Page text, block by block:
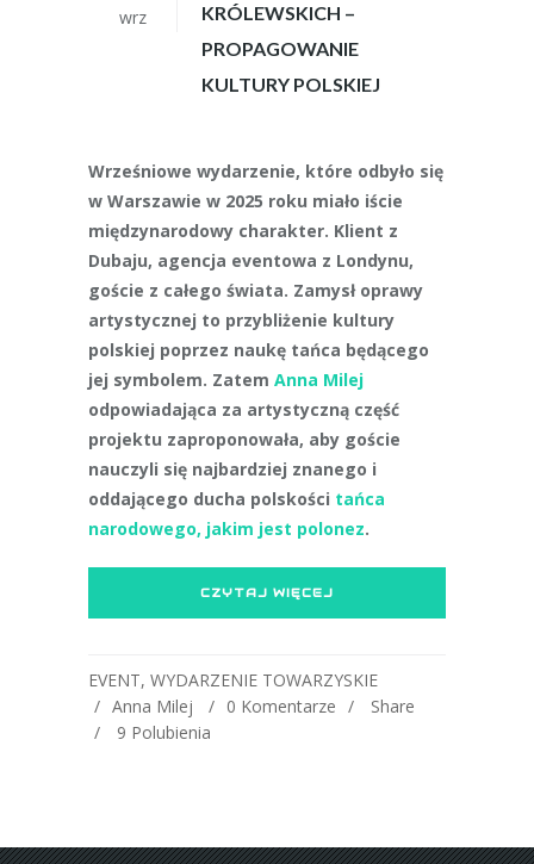
wrz
KRÓLEWSKICH –
PROPAGOWANIE
KULTURY POLSKIEJ
Wrześniowe wydarzenie, które odbyło się
w Warszawie w 2025 roku miało iście
międzynarodowy charakter. Klient z
Dubaju, agencja eventowa z Londynu,
goście z całego świata. Zamysł oprawy
artystycznej to przybliżenie kultury
polskiej poprzez naukę tańca będącego
jej symbolem. Zatem Anna Milej
odpowiadająca za artystyczną część
projektu zaproponowała, aby goście
nauczyli się najbardziej znanego i
oddającego ducha polskości tańca
narodowego, jakim jest polonez.
CZYTAJ WIĘCEJ
EVENT, WYDARZENIE TOWARZYSKIE
Anna Milej
0 Komentarze
Share
9 Polubienia